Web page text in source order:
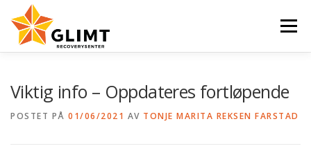
innhold
Meny
Viktig info – Oppdateres fortløpende
POSTET PÅ 01/06/2021 AV TONJE MARITA REKSEN FARSTAD